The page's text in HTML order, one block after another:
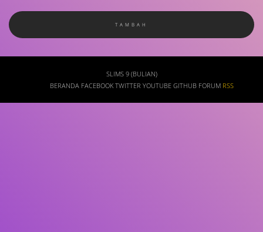
SLIMS 9 (BULIAN)
BERANDA FACEBOOK TWITTER YOUTUBE GITHUB FORUM RSS